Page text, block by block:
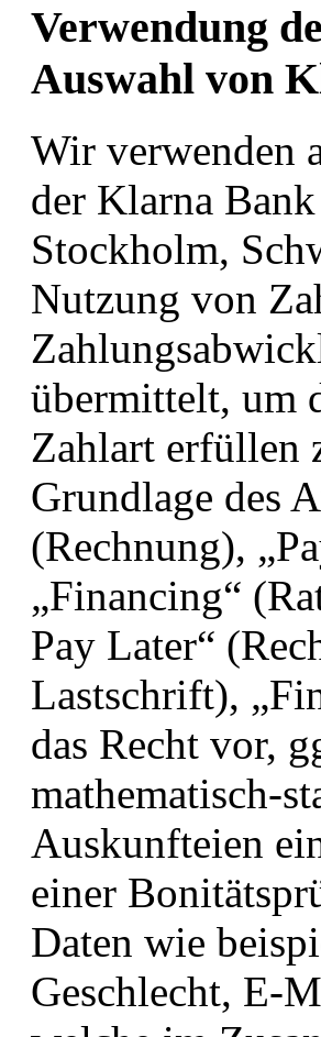
Verwendung
Auswahl von
Wir verwenden
der Klarna
Stockholm,
Nutzung von
übermittelt, um
Zahlart erfüllen
Grundlage des
(Rechnung),
„Financing“
Pay Later“
Lastschrift),
das Recht vor,
mathematisch-
Auskunfteien
einer
Daten wie
Geschlecht, E-